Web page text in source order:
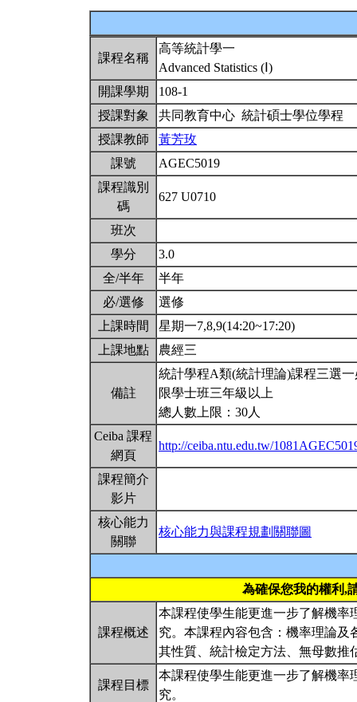
課程名稱
高等統計學一
Advanced Statistics (Ⅰ)
開課學期
108-1
授課對象
共同教育中心 統計碩士學位學程
授課教師
黃芳玫
課號
AGEC5019
課程識別
碼
627 U0710
班次
學分
3.0
全/半年
半年
必/選修
選修
上課時間
星期一7,8,9(14:20~17:20)
上課地點
農經三
備註
統計學程A類(統計理論)課程三選
限學士班三年級以上
總人數上限：30人
Ceiba 課程
網頁
http://ceiba.ntu.edu.tw/
課程簡介
影片
核心能力
關聯
核心能力與課程規劃關聯圖
為確保您我的權利,
課程概述
本課程使學生能更進一步了解機率
究。本課程內容包含：機率理論
其性質、統計檢定方法、無母數
課程目標
本課程使學生能更進一步了解機率
究。